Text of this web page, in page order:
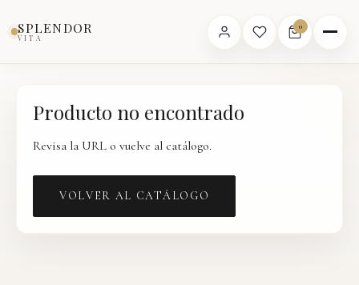
SPLENDOR
VITA
0
Producto no encontrado
Revisa la URL o vuelve al catálogo.
VOLVER AL CATÁLOGO